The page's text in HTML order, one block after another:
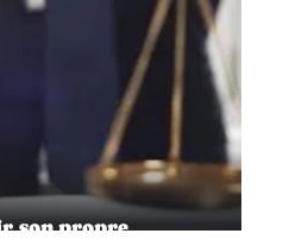
son propre